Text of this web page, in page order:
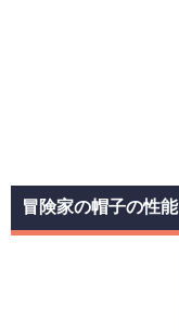
冒険家の帽子の性能